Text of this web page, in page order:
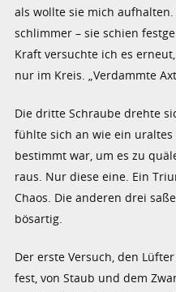
als wollte sie mich
schlimmer – sie schien
Kraft versuchte ich es
nur im Kreis. „Verdammte
Die dritte Schraube drehte
fühlte sich an wie ein
bestimmt war, um es zu
raus. Nur diese eine. Ein
Chaos. Die anderen drei
bösartig.
Der erste Versuch, den
fest, von Staub und dem